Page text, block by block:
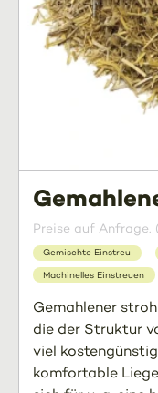
Preise auf Anfrage.
Gemischte Einstreu
Machinelles Einstreuen
Gemahlener
die der Struktur
viel
komfortable